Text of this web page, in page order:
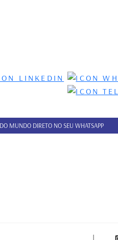
MUNDO DIRETO NO SEU WHATSAPP